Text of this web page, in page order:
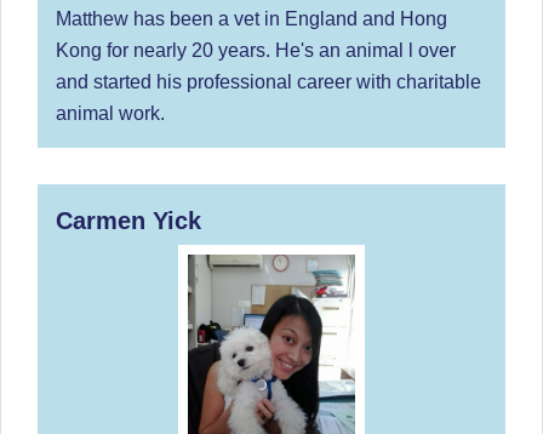
Matthew has been a vet in England and Hong
Kong for nearly 20 years. He's an animal l over
and started his professional career with charitable
animal work.
Carmen Yick